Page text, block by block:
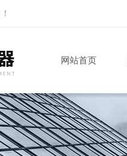
！
网站首页